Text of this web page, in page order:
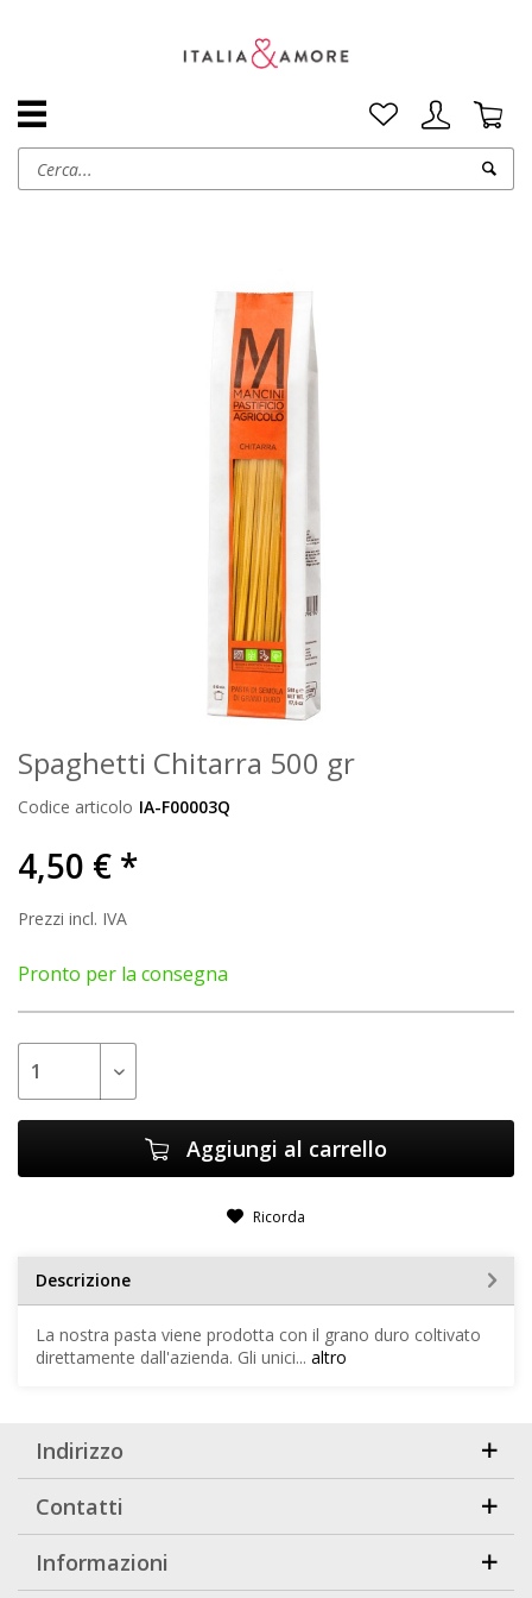
Spaghetti Chitarra 500 gr
Codice articolo IA-F00003Q
4,50 € *
Prezzi incl. IVA
Pronto per la consegna
Aggiungi al carrello
Ricorda
Descrizione
La nostra pasta viene prodotta con il grano duro coltivato
direttamente dall'azienda. Gli unici... altro
Indirizzo
Contatti
Informazioni